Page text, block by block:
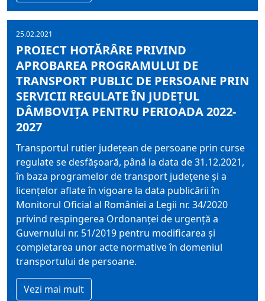
25.02.2021
PROIECT HOTĂRÂRE PRIVIND
APROBAREA PROGRAMULUI DE
TRANSPORT PUBLIC DE PERSOANE PRIN
SERVICII REGULATE ÎN JUDEŢUL
DÂMBOVIŢA PENTRU PERIOADA 2022-
2027
Transportul rutier judeţean de persoane prin curse
regulate se desfăşoară, până la data de 31.12.2021,
în baza programelor de transport judeţene şi a
licenţelor aflate în vigoare la data publicării în
Monitorul Oficial al României a Legii nr. 34/2020
privind respingerea Ordonanţei de urgenţă a
Guvernului nr. 51/2019 pentru modificarea şi
completarea unor acte normative în domeniul
transportului de persoane.
Vezi mai mult